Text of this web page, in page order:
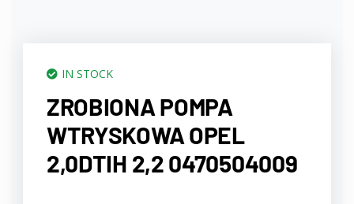
IN STOCK
ZROBIONA POMPA
WTRYSKOWA OPEL
2,0DTIH 2,2 0470504009